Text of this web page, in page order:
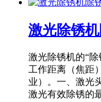
激光除锈
激光除锈机的“
工作距离（焦距
业）。一、激光
激光有效除锈的